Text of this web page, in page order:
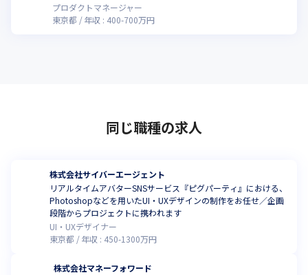
プロダクトマネージャー
東京都
年収 : 400-700万円
同じ職種の求人
株式会社サイバーエージェント
リアルタイムアバターSNSサービス『ピグパーティ』における、
Photoshopなどを用いたUI・UXデザインの制作をお任せ／企画
段階からプロジェクトに携われます
UI・UXデザイナー
東京都
年収 : 450-1300万円
株式会社マネーフォワード